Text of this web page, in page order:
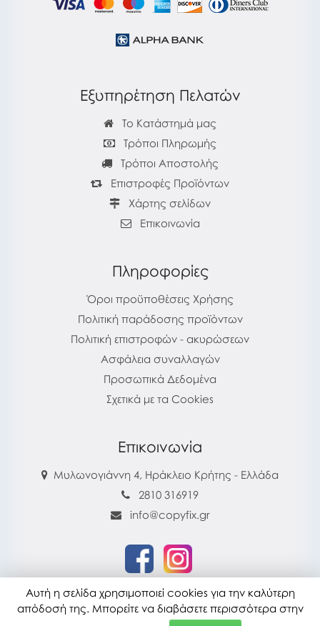
Εξυπηρέτηση Πελατών
Το Κατάστημά μας
Τρόποι Πληρωμής
Τρόποι Αποστολής
Επιστροφές Προϊόντων
Χάρτης σελίδων
Επικοινωνία
Πληροφορίες
Όροι προϋποθέσεις Χρήσης
Πολιτική παράδοσης προϊόντων
Πολιτική επιστροφών - ακυρώσεων
Ασφάλεια συναλλαγών
Προσωπικά Δεδομένα
Σχετικά με τα Cookies
Επικοινωνία
Μυλωνογιάννη 4, Ηράκλειο Κρήτης - Ελλάδα
2810 316919
info@copyfix.gr
copyfix.gr © 2026
Αυτή η σελίδα χρησιμοποιεί cookies για την καλύτερη
απόδοσή της. Μπορείτε να διαβάσετε περισσότερα στην